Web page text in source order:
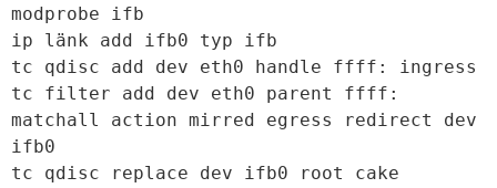
modprobe ifb
ip länk add ifb0 typ ifb
tc qdisc add dev eth0 handle ffff: ingress
tc filter add dev eth0 parent ffff:
matchall action mirred egress redirect dev
ifb0
tc qdisc replace dev ifb0 root cake